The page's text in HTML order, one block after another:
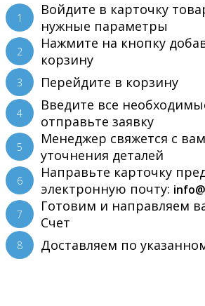
1
Войдите в карточку
нужные параметры
2
Нажмите на кнопку
корзину
3 Перейдите в корзину
4
Введите все
отправьте заявку
5
Менеджер свяжется с
уточнения деталей
6
Направьте карточку
электронную почту:
7
Готовим и направляем
Счет
8 Доставляем по